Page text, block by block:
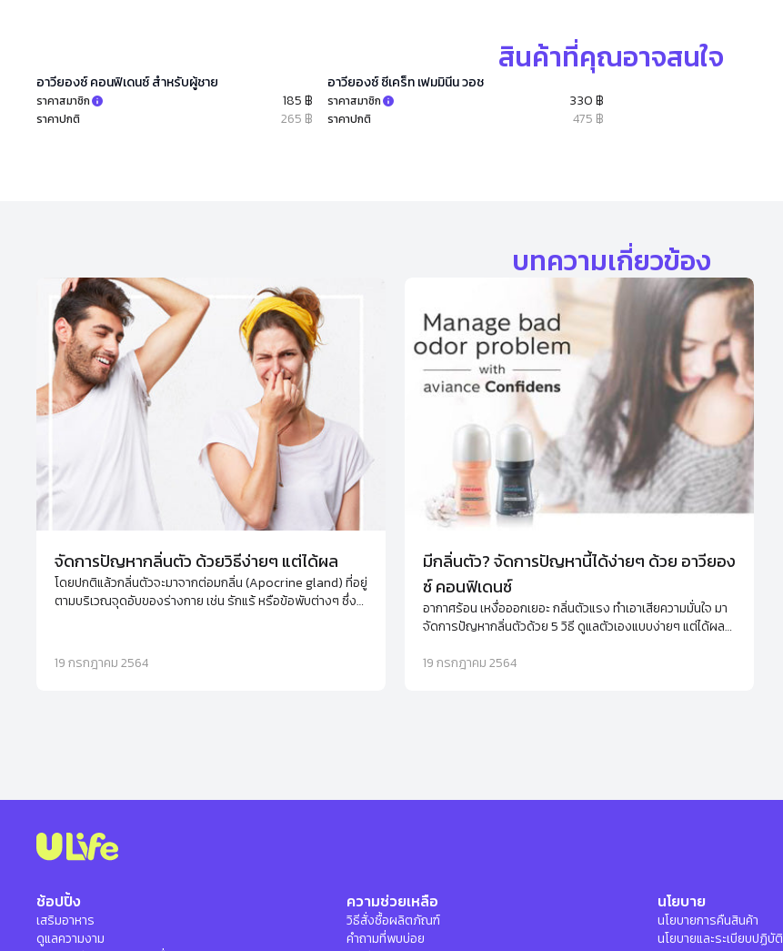
สินค้าที่คุณอาจสนใจ
อาวียองซ์ คอนฟิเดนซ์ สำหรับผู้ชาย
ราคาสมาชิก 185 ฿
ราคาปกติ 265 ฿
อาวียองซ์ ซีเคร็ท เฟมมินีน วอช
ราคาสมาชิก 330 ฿
ราคาปกติ 475 ฿
บทความเกี่ยวข้อง
จัดการปัญหากลิ่นตัว ด้วยวิธีง่ายๆ แต่ได้ผล
โดยปกติแล้วกลิ่นตัวจะมาจากต่อมกลิ่น (Apocrine gland) ที่อยู่
ตามบริเวณจุดอับของร่างกาย เช่น รักแร้ หรือข้อพับต่างๆ ซึ่ง
เกิดเป็นกลิ่นเฉพาะบุคคล
19 กรกฎาคม 2564
มีกลิ่นตัว? จัดการปัญหานี้ได้ง่ายๆ ด้วย อาวียอง
ซ์ คอนฟิเดนซ์
อากาศร้อน เหงื่อออกเยอะ กลิ่นตัวแรง ทำเอาเสียความมั่นใจ มา
จัดการปัญหากลิ่นตัวด้วย 5 วิธี ดูแลตัวเองแบบง่ายๆ แต่ได้ผล
19 กรกฎาคม 2564
ช้อปปิ้ง
เสริมอาหาร
ดูแลความงาม
ความช่วยเหลือ
วิธีสั่งซื้อผลิตภัณฑ์
คำถามที่พบบ่อย
นโยบาย
นโยบายการคืนสินค้า
นโยบายและระเบียบปฏิบัติ